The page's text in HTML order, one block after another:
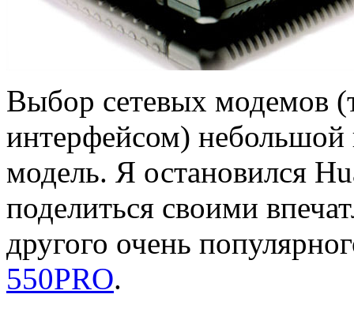
Выбор сетевых модемов
интерфейсом)
модель. Я остановился
поделиться своими
другого очень
550PRO.